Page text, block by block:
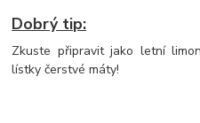
Dobrý tip:
Zkuste připravit jako letní
lístky čerstvé máty!